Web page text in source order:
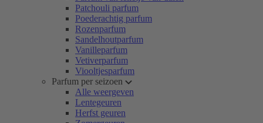
Patchouli parfum
Poederachtig parfum
Rozenparfum
Sandelhoutparfum
Vanilleparfum
Vetiverparfum
Viooltjesparfum
Parfum per seizoen
Alle weergeven
Lentegeuren
Herfst geuren